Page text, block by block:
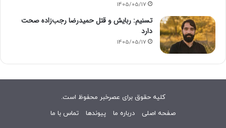
1405/05/17
تسنیم: ربایش و قتل حمیدرضا رجب‌زاده صحت
دارد
1405/05/17
کلیه حقوق برای عصرخبر محفوظ است.
صفحه اصلی
درباره ما پیوندها تماس با ما